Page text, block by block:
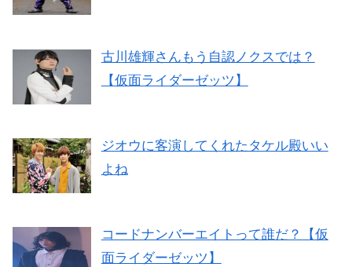
古川雄輝さんもう自認ノクスでは？
【仮面ライダーゼッツ】
ジオウに客演してくれたタケル殿いい
よね
コードナンバーエイトって誰だ？【仮
面ライダーゼッツ】